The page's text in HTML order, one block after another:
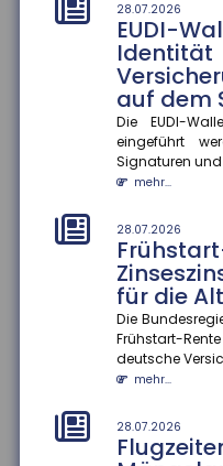
28.07.2026
EUDI-
auf dem
Die EUDI-
eingeführt
Signaturen
mehr...
28.07.2026
für die
Die
Frühstart-
deutsche
mehr...
28.07.2026
28.07.2026
mehr
den Beruf
Der Anteil der
Jahres ihren
2024 um 13
mehr...
28.07.2026
Paare, die
zu müssen. Eine
mehr...
28.07.2026
Mehr